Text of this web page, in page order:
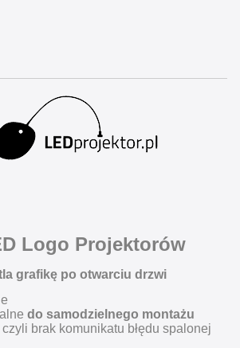
Logo Projektorów
grafikę po otwarciu drzwi
do samodzielnego montażu
czyli brak komunikatu błędu spalonej